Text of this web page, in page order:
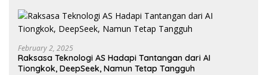
February 2, 2025
Raksasa Teknologi AS Hadapi Tantangan dari AI
Tiongkok, DeepSeek, Namun Tetap Tangguh